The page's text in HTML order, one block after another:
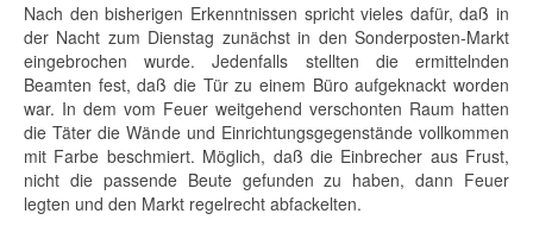
Nach den bisherigen Erkenntnissen spricht vieles dafür, daß in
der Nacht zum Dienstag zunächst in den Sonderposten-Markt
eingebrochen wurde. Jedenfalls stellten die ermittelnden
Beamten fest, daß die Tür zu einem Büro aufgeknackt worden
war. In dem vom Feuer weitgehend verschonten Raum hatten
die Täter die Wände und Einrichtungsgegenstände vollkommen
mit Farbe beschmiert. Möglich, daß die Einbrecher aus Frust,
nicht die passende Beute gefunden zu haben, dann Feuer
legten und den Markt regelrecht abfackelten.